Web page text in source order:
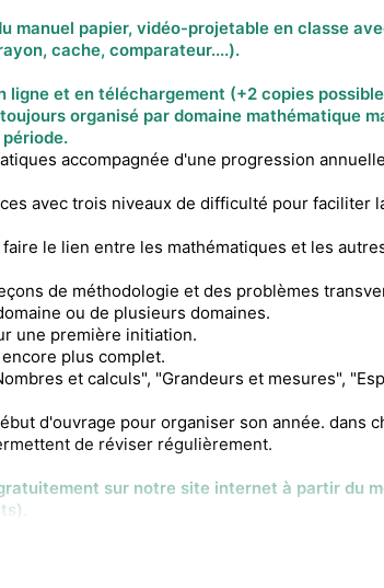
manuel papier, vidéo-projetable en classe
cache, comparateur....).
ligne et en téléchargement (+2 copies
organisé par domaine mathématique
accompagnée d'une progression
avec trois niveaux de difficulté pour faciliter
le lien entre les mathématiques et les
de méthodologie et des problèmes
ou de plusieurs domaines.
une première initiation.
plus complet.
et calculs", "Grandeurs et mesures",
d'ouvrage pour organiser son année. dans
de réviser régulièrement.
sur notre site internet à partir du